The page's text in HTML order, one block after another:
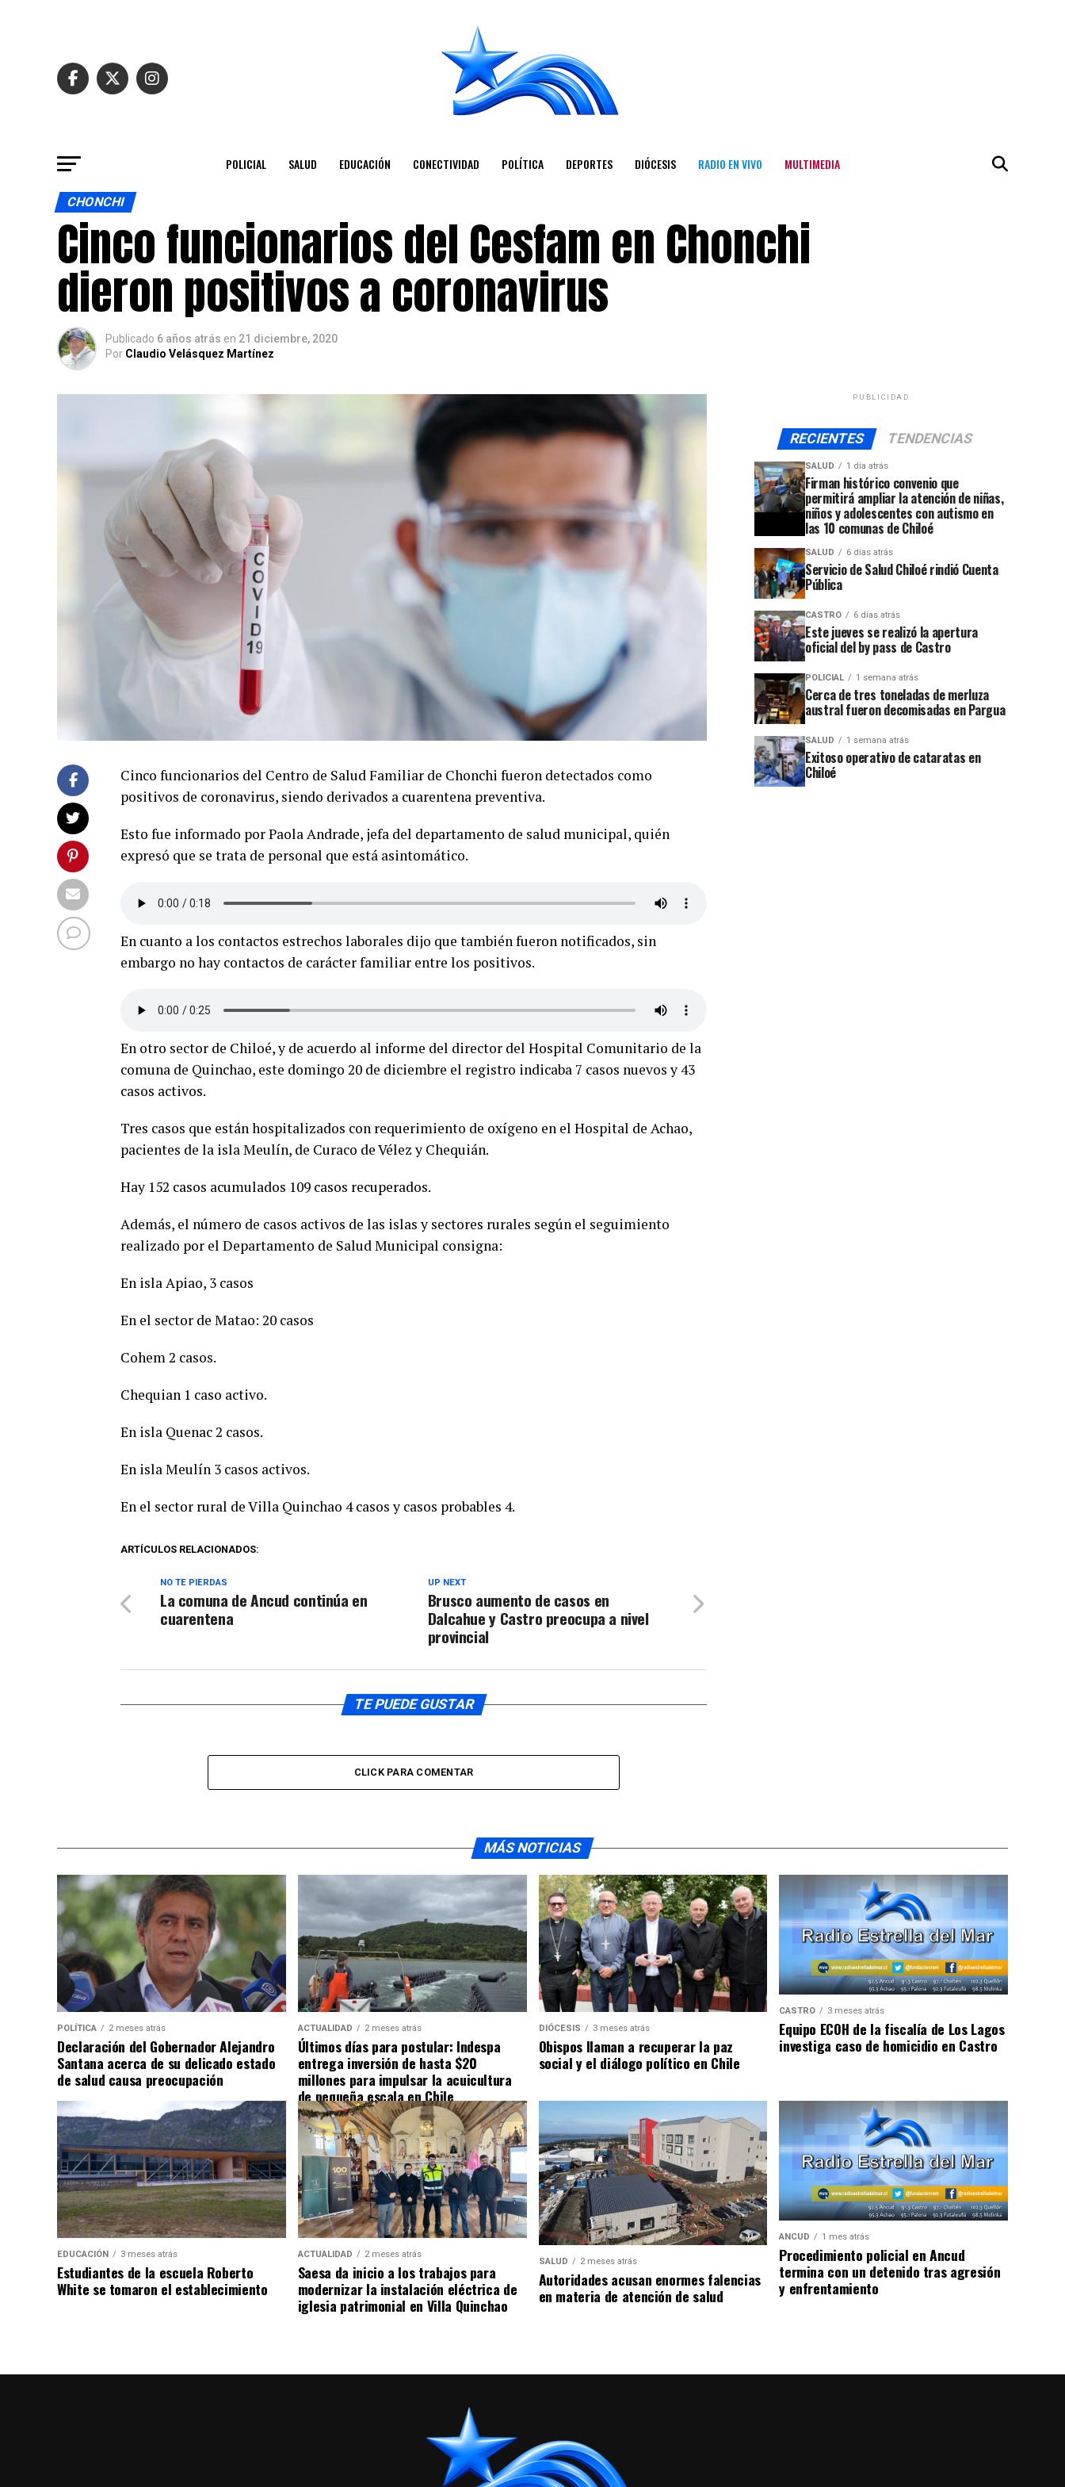
POLICIAL SALUD EDUCACIÓN CONECTIVIDAD POLÍTICA DEPORTES DIÓCESIS RADIO EN VIVO MULTIMEDIA
CHONCHI
Cinco funcionarios del Cesfam en Chonchi
dieron positivos a coronavirus
Publicado 6 años atrás en 21 diciembre, 2020
Por Claudio Velásquez Martínez
Cinco funcionarios del Centro de Salud Familiar de Chonchi fueron detectados como
positivos de coronavirus, siendo derivados a cuarentena preventiva.
Esto fue informado por Paola Andrade, jefa del departamento de salud municipal, quién
expresó que se trata de personal que está asintomático.
En cuanto a los contactos estrechos laborales dijo que también fueron notificados, sin
embargo no hay contactos de carácter familiar entre los positivos.
En otro sector de Chiloé, y de acuerdo al informe del director del Hospital Comunitario de la
comuna de Quinchao, este domingo 20 de diciembre el registro indicaba 7 casos nuevos y 43
casos activos.
Tres casos que están hospitalizados con requerimiento de oxígeno en el Hospital de Achao,
pacientes de la isla Meulín, de Curaco de Vélez y Chequián.
Hay 152 casos acumulados 109 casos recuperados.
Además, el número de casos activos de las islas y sectores rurales según el seguimiento
realizado por el Departamento de Salud Municipal consigna:
En isla Apiao, 3 casos
En el sector de Matao: 20 casos
Cohem 2 casos.
Chequian 1 caso activo.
En isla Quenac 2 casos.
En isla Meulín 3 casos activos.
En el sector rural de Villa Quinchao 4 casos y casos probables 4.
ARTÍCULOS RELACIONADOS:
UP NEXT
Brusco aumento de casos en
Dalcahue y Castro preocupa a nivel
provincial
NO TE PIERDAS
La comuna de Ancud continúa en
cuarentena
TE PUEDE GUSTAR
CLICK PARA COMENTAR
PUBLICIDAD
RECIENTES TENDENCIAS
SALUD 1 día atrás
Firman histórico convenio que
permitirá ampliar la atención de niñas,
niños y adolescentes con autismo en
las 10 comunas de Chiloé
SALUD 6 días atrás
Servicio de Salud Chiloé rindió Cuenta
Pública
CASTRO 6 días atrás
Este jueves se realizó la apertura
oficial del by pass de Castro
POLICIAL 1 semana atrás
Cerca de tres toneladas de merluza
austral fueron decomisadas en Pargua
SALUD 1 semana atrás
Exitoso operativo de cataratas en
Chiloé
MÁS NOTICIAS
POLÍTICA 2 meses atrás
Declaración del Gobernador Alejandro
Santana acerca de su delicado estado
de salud causa preocupación
ACTUALIDAD 2 meses atrás
Últimos días para postular: Indespa
entrega inversión de hasta $20
millones para impulsar la acuicultura
de pequeña escala en Chile
DIÓCESIS 3 meses atrás
Obispos llaman a recuperar la paz
social y el diálogo político en Chile
CASTRO 3 meses atrás
Equipo ECOH de la fiscalía de Los Lagos
investiga caso de homicidio en Castro
EDUCACIÓN 3 meses atrás
Estudiantes de la escuela Roberto
White se tomaron el establecimiento
ACTUALIDAD 2 meses atrás
Saesa da inicio a los trabajos para
modernizar la instalación eléctrica de
iglesia patrimonial en Villa Quinchao
SALUD 2 meses atrás
Autoridades acusan enormes falencias
en materia de atención de salud
ANCUD 1 mes atrás
Procedimiento policial en Ancud
termina con un detenido tras agresión
y enfrentamiento